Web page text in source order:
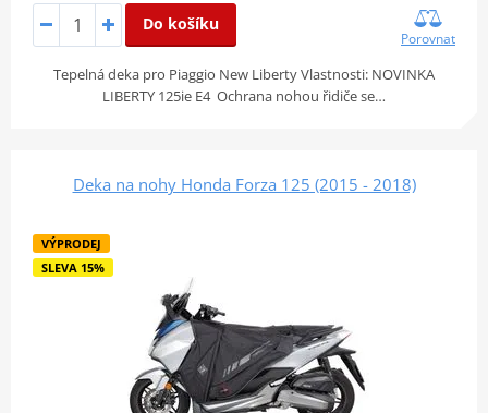
Do košíku
Porovnat
Tepelná deka pro Piaggio New Liberty Vlastnosti: NOVINKA
LIBERTY 125ie E4 Ochrana nohou řidiče se…
Deka na nohy Honda Forza 125 (2015 - 2018)
VÝPRODEJ
SLEVA 15%